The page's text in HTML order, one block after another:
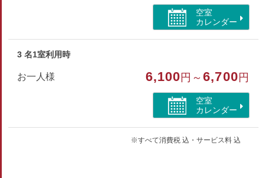
バス/トイレ/禁煙/インターネットができる部屋/洗浄機
付トイレ
空室
カレンダー
3 名1室利用時
お一人様 6,100 円～6,700 円
空室
カレンダー
※すべて消費税 込・サービス料 込